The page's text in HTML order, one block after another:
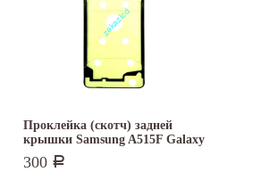
Проклейка (скотч) задней
крышки Samsung A515F Galaxy
A51...
300 Р